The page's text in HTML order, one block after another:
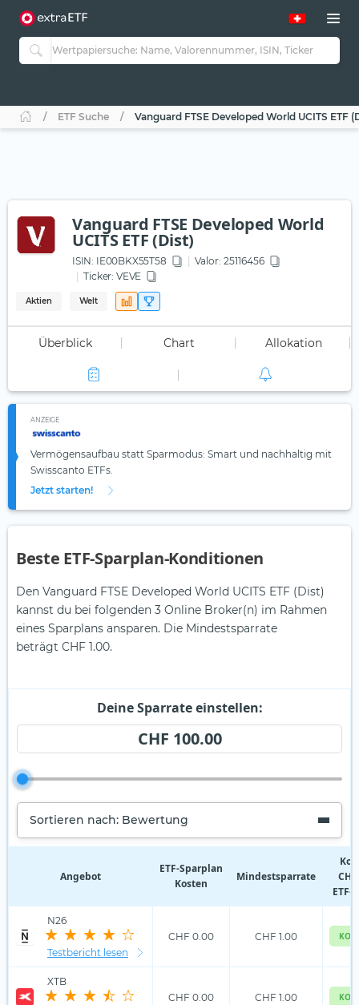
ETF Suche Vanguard FTSE Developed World UCITS ETF
Vanguard FTSE Developed World
UCITS ETF (Dist)
ISIN: IE00BKX55T58
Valor: 25116456
Ticker: VEVE
Aktien Welt
Überblick Chart Allokation
ANZEIGE
Vermögensaufbau statt Sparmodus: Smart und nachhaltig mit
Swisscanto ETFs.
Jetzt starten!
Beste ETF-Sparplan-Konditionen
Den Vanguard FTSE Developed World UCITS ETF (Dist)
kannst du bei folgenden 3 Online Broker(n) im Rahmen
eines Sparplans ansparen. Die Mindestsparrate
beträgt CHF 1.00.
Deine Sparrate einstellen:
CHF 100.00
Sortieren nach: Bewertung
Angebot
ETF‑Sparplan
Kosten
Mindestsparrate
ETF-
N26
Testbericht lesen
CHF 0.00 CHF 1.00
XTB
CHF 0.00 CHF 1.00